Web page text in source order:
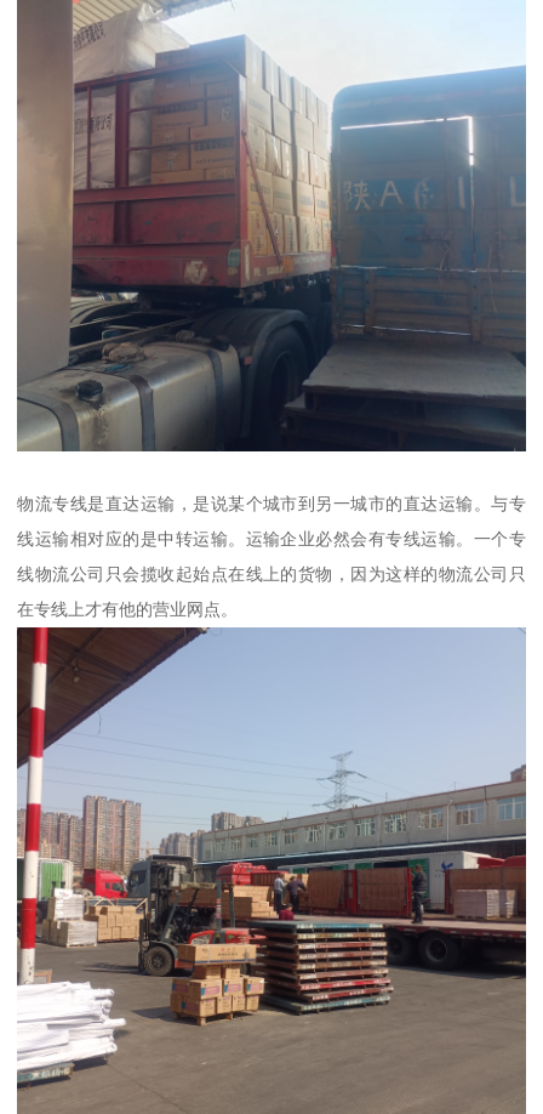
物流专线是直达运输，是说某个城市到另一城市的直达运输。与专
线运输相对应的是中转运输。运输企业必然会有专线运输。一个专
线物流公司只会揽收起始点在线上的货物，因为这样的物流公司只
在专线上才有他的营业网点。